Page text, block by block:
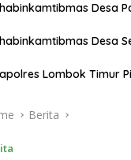
Desa
Desa
Lombok Timur
Berita